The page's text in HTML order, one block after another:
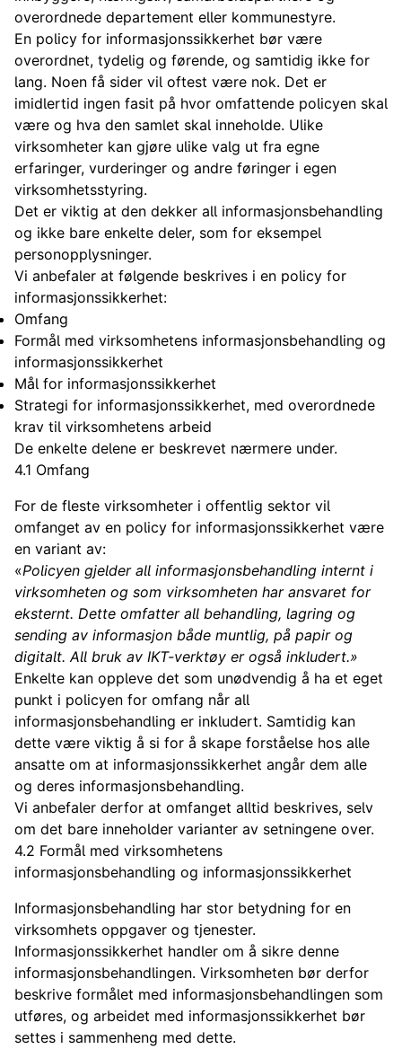
overordnede departement eller kommunestyre.
En policy for informasjonssikkerhet bør være
overordnet, tydelig og førende, og samtidig ikke for
lang. Noen få sider vil oftest være nok. Det er
imidlertid ingen fasit på hvor omfattende policyen skal
være og hva den samlet skal inneholde. Ulike
virksomheter kan gjøre ulike valg ut fra egne
erfaringer, vurderinger og andre føringer i egen
virksomhetsstyring.
Det er viktig at den dekker all informasjonsbehandling
og ikke bare enkelte deler, som for eksempel
personopplysninger.
Vi anbefaler at følgende beskrives i en policy for
informasjonssikkerhet:
Omfang
Formål med virksomhetens informasjonsbehandling og
informasjonssikkerhet
Mål for informasjonssikkerhet
Strategi for informasjonssikkerhet, med overordnede
krav til virksomhetens arbeid
De enkelte delene er beskrevet nærmere under.
4.1 Omfang
For de fleste virksomheter i offentlig sektor vil
omfanget av en policy for informasjonssikkerhet være
en variant av:
«Policyen gjelder all informasjonsbehandling internt i
virksomheten og som virksomheten har ansvaret for
eksternt. Dette omfatter all behandling, lagring og
sending av informasjon både muntlig, på papir og
digitalt. All bruk av IKT-verktøy er også inkludert.»
Enkelte kan oppleve det som unødvendig å ha et eget
punkt i policyen for omfang når all
informasjonsbehandling er inkludert. Samtidig kan
dette være viktig å si for å skape forståelse hos alle
ansatte om at informasjonssikkerhet angår dem alle
og deres informasjonsbehandling.
Vi anbefaler derfor at omfanget alltid beskrives, selv
om det bare inneholder varianter av setningene over.
4.2 Formål med virksomhetens
informasjonsbehandling og informasjonssikkerhet
Informasjonsbehandling har stor betydning for en
virksomhets oppgaver og tjenester.
Informasjonssikkerhet handler om å sikre denne
informasjonsbehandlingen. Virksomheten bør derfor
beskrive formålet med informasjonsbehandlingen som
utføres, og arbeidet med informasjonssikkerhet bør
settes i sammenheng med dette.